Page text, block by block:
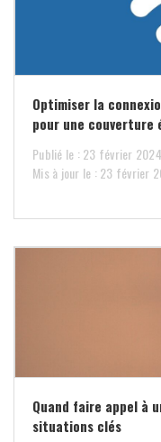
Optimiser la
pour une couverture
Publié le : 23 février 2024
Mis à jour le : 23 février
Quand faire appel à
situations clés